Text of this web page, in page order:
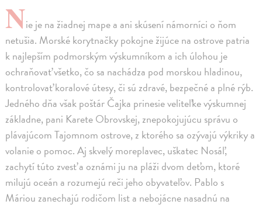
Nie je na žiadnej mape a ani skúsení námorníci o ňom
netušia. Morské korytnačky pokojne žijúce na ostrove patria
k najlepším podmorským výskumníkom a ich úlohou je
ochraňovať všetko, čo sa nachádza pod morskou hladinou,
kontrolovať koralové útesy, či sú zdravé, bezpečné a plné rýb.
Jedného dňa však poštár Čajka prinesie veliteľke výskumnej
základne, pani Karete Obrovskej, znepokojujúcu správu o
plávajúcom Tajomnom ostrove, z ktorého sa ozývajú výkriky a
volanie o pomoc. Aj skvelý moreplavec, uškatec Nosáľ,
zachytí túto zvesť a oznámi ju na pláži dvom deťom, ktoré
milujú oceán a rozumejú reči jeho obyvateľov. Pablo s
Máriou zanechajú rodičom list a nebojácne nasadnú na